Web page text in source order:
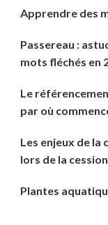
Apprendre des
Passereau :
mots fléchés en
Le
par où
Les enjeux de
lors de la
Plantes